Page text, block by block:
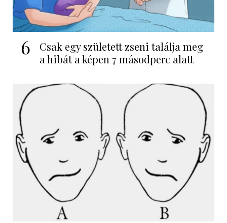
6
Csak egy született zseni találja meg
a hibát a képen 7 másodperc alatt